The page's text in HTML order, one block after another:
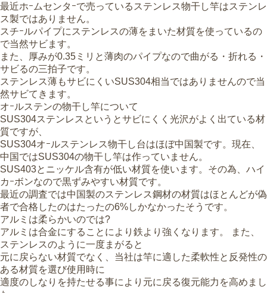
最近ホｰムセンタｰで売っているステンレス物干し竿はステンレ
ス製ではありません。
スチｰルパイプにステンレスの薄をまいた材質を使っているの
で当然サビます。
また、厚みが0.35ミリと薄肉のパイプなので曲がる・折れる・
サビるの三拍子です。
ステンレス薄もサビにくいSUS304相当ではありませんので当
然サビてきます。
オｰルステンの物干し竿について
SUS304ステンレスというとサビにくく光沢がよく出ている材
質ですが、
SUS304オｰルステンレス物干し台はほぼ中国製です。現在、
中国ではSUS304の物干し竿は作っていません。
SUS403とニッケル含有が低い材質を使います。その為、ハイ
カｰボンなので黒ずみやすい材質です。
最近の調査では中国製のステンレス鋼材の材質はほとんどが偽
者で合格したのはたったの6%しかなかったそうです。
アルミは柔らかいのでは?
アルミは合金にすることにより鉄より強くなります。 また、
ステンレスのように一度まがると
元に戻らない材質でなく、当社は竿に適した柔軟性と反発性の
ある材質を選び使用時に
適度のしなりを持たせる事により元に戻る復元能力を高めまし